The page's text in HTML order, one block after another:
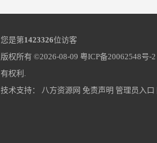
您是第1423326位访客
版权所有 ©2026-08-09 粤ICP备20062548号-2
有权利.
技术支持： 八方资源网 免责声明 管理员入口